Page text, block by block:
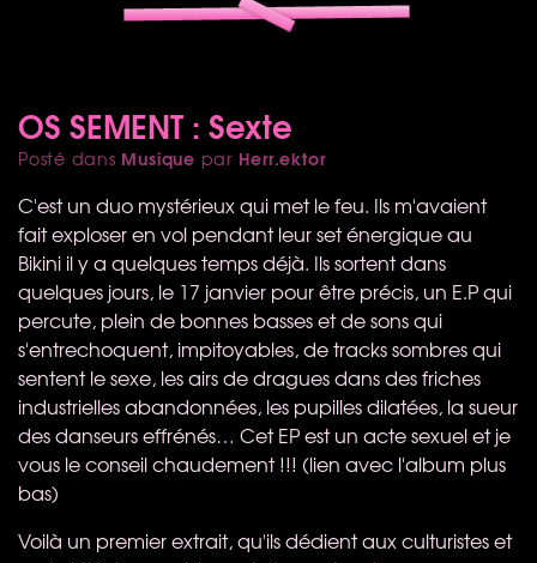
OS SEMENT : Sexte
Posté dans Musique par Herr.ektor
C'est un duo mystérieux qui met le feu. Ils m'avaient
fait exploser en vol pendant leur set énergique au
Bikini il y a quelques temps déjà. Ils sortent dans
quelques jours, le 17 janvier pour être précis, un E.P qui
percute, plein de bonnes basses et de sons qui
s'entrechoquent, impitoyables, de tracks sombres qui
sentent le sexe, les airs de dragues dans des friches
industrielles abandonnées, les pupilles dilatées, la sueur
des danseurs effrénés… Cet EP est un acte sexuel et je
vous le conseil chaudement !!! (lien avec l'album plus
bas)
Voilà un premier extrait, qu'ils dédient aux culturistes et